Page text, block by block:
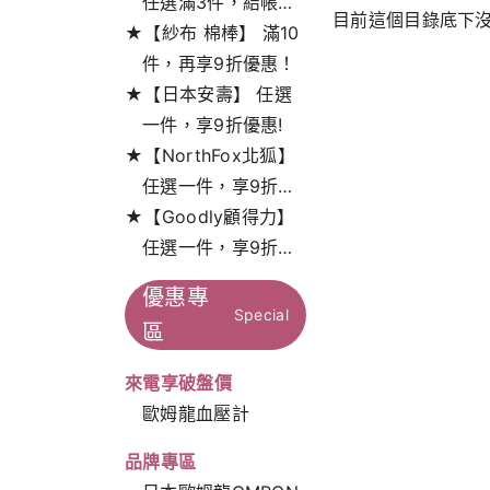
9折!
★【紗布 棉棒】 滿10
件，再享9折優惠！
★【日本安壽】 任選
一件，享9折優惠!
★【NorthFox北狐】
任選一件，享9折特
惠！
★【Goodly顧得力】
任選一件，享9折特
惠！
優惠專
區
Special
來電享破盤價
歐姆龍血壓計
品牌專區
目前這個目錄底下